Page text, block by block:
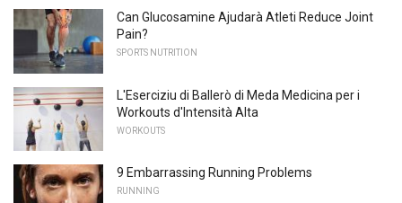
Can Glucosamine Ajudarà Atleti Reduce Joint
Pain?
SPORTS NUTRITION
L'Eserciziu di Ballerò di Meda Medicina per i
Workouts d'Intensità Alta
WORKOUTS
9 Embarrassing Running Problems
RUNNING